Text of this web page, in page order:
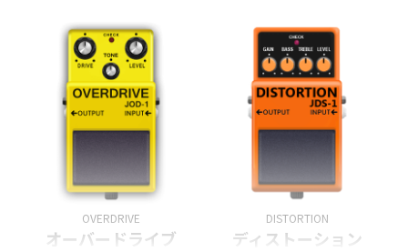
OVERDRIVE
オーバードライブ
DISTORTION
ディストーション